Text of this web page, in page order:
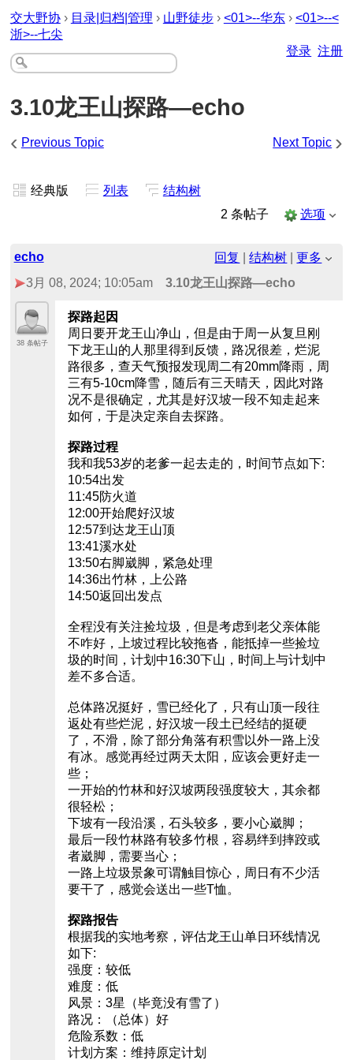
交大野协 › 目录|归档|管理 › 山野徒步 › <01>--华东 › <01>--<
浙>--七尖
登录 注册
3.10龙王山探路—echo
‹ Previous Topic Next Topic ›
经典版 列表
结构树
2 条帖子
选项
echo 回复 |结构树 |更多
3月 08, 2024; 10:05am
3.10龙王山探路—echo
38 条帖子
探路起因
周日要开龙王山净山，但是由于周一从复旦刚
下龙王山的人那里得到反馈，路况很差，烂泥
路很多，查天气预报发现周二有20mm降雨，周
三有5-10cm降雪，随后有三天晴天，因此对路
况不是很确定，尤其是好汉坡一段不知走起来
如何，于是决定亲自去探路。
探路过程
我和我53岁的老爹一起去走的，时间节点如下:
10:54出发
11:45防火道
12:00开始爬好汉坡
12:57到达龙王山顶
13:41溪水处
13:50右脚崴脚，紧急处理
14:36出竹林，上公路
14:50返回出发点
全程没有关注捡垃圾，但是考虑到老父亲体能
不咋好，上坡过程比较拖沓，能抵掉一些捡垃
圾的时间，计划中16:30下山，时间上与计划中
差不多合适。
总体路况挺好，雪已经化了，只有山顶一段往
返处有些烂泥，好汉坡一段土已经结的挺硬
了，不滑，除了部分角落有积雪以外一路上没
有冰。感觉再经过两天太阳，应该会更好走一
些；
一开始的竹林和好汉坡两段强度较大，其余都
很轻松；
下坡有一段沿溪，石头较多，要小心崴脚；
最后一段竹林路有较多竹根，容易绊到摔跤或
者崴脚，需要当心；
一路上垃圾景象可谓触目惊心，周日有不少活
要干了，感觉会送出一些T恤。
探路报告
根据我的实地考察，评估龙王山单日环线情况
如下:
强度：较低
难度：低
风景：3星（毕竟没有雪了）
路况：（总体）好
危险系数：低
计划方案：维持原定计划